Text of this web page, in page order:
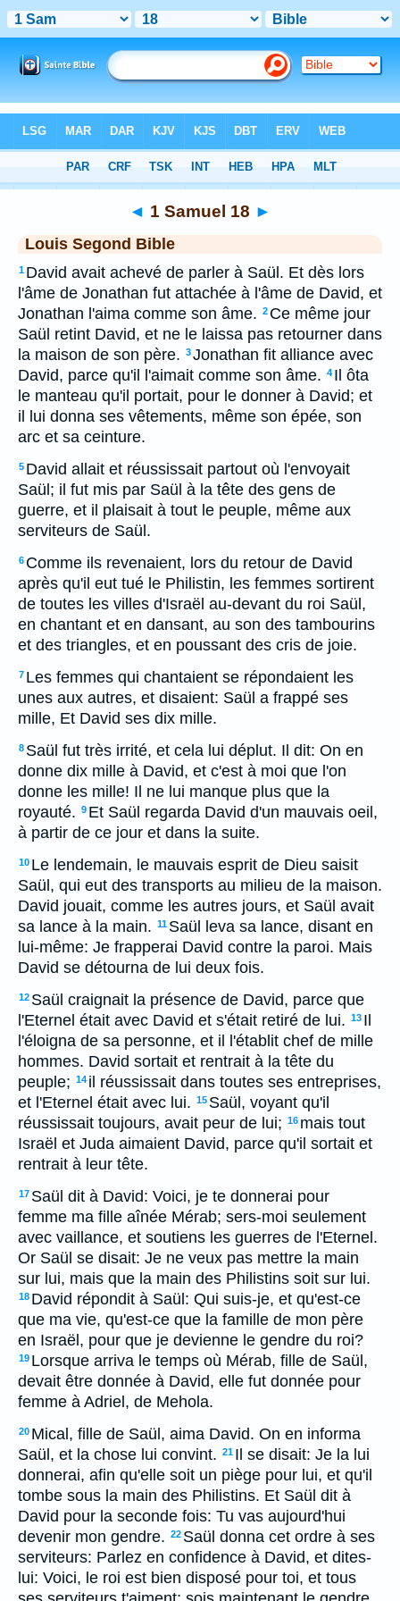
> 1 Samuel 18
◄ 1 Samuel 18 ►
Louis Segond Bible
1 David avait achevé de parler à Saül. Et dès lors
l'âme de Jonathan fut attachée à l'âme de David, et
Jonathan l'aima comme son âme. 2 Ce même jour
Saül retint David, et ne le laissa pas retourner dans
la maison de son père. 3Jonathan fit alliance avec
David, parce qu'il l'aimait comme son âme. 4 Il ôta
le manteau qu'il portait, pour le donner à David; et
il lui donna ses vêtements, même son épée, son
arc et sa ceinture.
5 David allait et réussissait partout où l'envoyait
Saül; il fut mis par Saül à la tête des gens de
guerre, et il plaisait à tout le peuple, même aux
serviteurs de Saül.
6 Comme ils revenaient, lors du retour de David
après qu'il eut tué le Philistin, les femmes sortirent
de toutes les villes d'Israël au-devant du roi Saül,
en chantant et en dansant, au son des tambourins
et des triangles, et en poussant des cris de joie.
7 Les femmes qui chantaient se répondaient les
unes aux autres, et disaient: Saül a frappé ses
mille, Et David ses dix mille.
8 Saül fut très irrité, et cela lui déplut. Il dit: On en
donne dix mille à David, et c'est à moi que l'on
donne les mille! Il ne lui manque plus que la
royauté. 9 Et Saül regarda David d'un mauvais oeil,
à partir de ce jour et dans la suite.
10 Le lendemain, le mauvais esprit de Dieu saisit
Saül, qui eut des transports au milieu de la maison.
David jouait, comme les autres jours, et Saül avait
sa lance à la main. 11 Saül leva sa lance, disant en
lui-même: Je frapperai David contre la paroi. Mais
David se détourna de lui deux fois.
12 Saül craignait la présence de David, parce que
l'Eternel était avec David et s'était retiré de lui. 13 Il
l'éloigna de sa personne, et il l'établit chef de mille
hommes. David sortait et rentrait à la tête du
peuple; 14 il réussissait dans toutes ses entreprises,
et l'Eternel était avec lui. 15 Saül, voyant qu'il
réussissait toujours, avait peur de lui; 16 mais tout
Israël et Juda aimaient David, parce qu'il sortait et
rentrait à leur tête.
17 Saül dit à David: Voici, je te donnerai pour
femme ma fille aînée Mérab; sers-moi seulement
avec vaillance, et soutiens les guerres de l'Eternel.
Or Saül se disait: Je ne veux pas mettre la main
sur lui, mais que la main des Philistins soit sur lui.
18 David répondit à Saül: Qui suis-je, et qu'est-ce
que ma vie, qu'est-ce que la famille de mon père
en Israël, pour que je devienne le gendre du roi?
19 Lorsque arriva le temps où Mérab, fille de Saül,
devait être donnée à David, elle fut donnée pour
femme à Adriel, de Mehola.
20 Mical, fille de Saül, aima David. On en informa
Saül, et la chose lui convint. 21 Il se disait: Je la lui
donnerai, afin qu'elle soit un piège pour lui, et qu'il
tombe sous la main des Philistins. Et Saül dit à
David pour la seconde fois: Tu vas aujourd'hui
devenir mon gendre. 22 Saül donna cet ordre à ses
serviteurs: Parlez en confidence à David, et dites-
lui: Voici, le roi est bien disposé pour toi, et tous